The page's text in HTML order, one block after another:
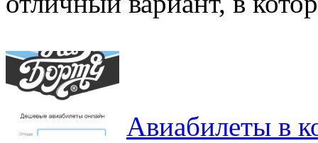
Авиабилеты в